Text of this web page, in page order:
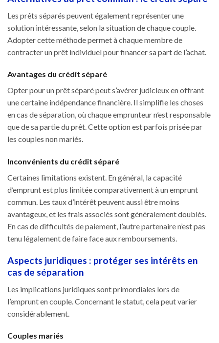
Les prêts séparés peuvent également représenter une
solution intéressante, selon la situation de chaque couple.
Adopter cette méthode permet à chaque membre de
contracter un prêt individuel pour financer sa part de l’achat.
Avantages du crédit séparé
Opter pour un prêt séparé peut s’avérer judicieux en offrant
une certaine indépendance financière. Il simplifie les choses
en cas de séparation, où chaque emprunteur n’est responsable
que de sa partie du prêt. Cette option est parfois prisée par
les couples non mariés.
Inconvénients du crédit séparé
Certaines limitations existent. En général, la capacité
d’emprunt est plus limitée comparativement à un emprunt
commun. Les taux d’intérêt peuvent aussi être moins
avantageux, et les frais associés sont généralement doublés.
En cas de difficultés de paiement, l’autre partenaire n’est pas
tenu légalement de faire face aux remboursements.
Aspects juridiques : protéger ses intérêts en
cas de séparation
Les implications juridiques sont primordiales lors de
l’emprunt en couple. Concernant le statut, cela peut varier
considérablement.
Couples mariés